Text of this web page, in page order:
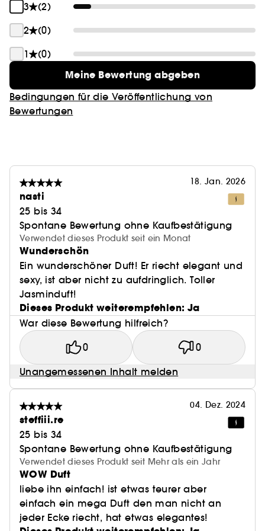
3
(2)
2
(0)
1
(0)
Meine Bewertung abgeben
Bedingungen für die Veröffentlichung von
Bewertungen
18. Jan. 2026
nasti
25 bis 34
Spontane Bewertung ohne Kaufbestätigung
Verwendet dieses Produkt seit ein Monat
Wunderschön
Ein wunderschöner Duft! Er riecht elegant und
sexy, ist aber nicht zu aufdringlich. Toller
Jasminduft!
Dieses Produkt weiterempfehlen: Ja
War diese Bewertung hilfreich?
0 0
Unangemessenen Inhalt melden
04. Dez. 2024
steffiii.re
25 bis 34
Spontane Bewertung ohne Kaufbestätigung
Verwendet dieses Produkt seit Mehr als ein Jahr
WOW Duft
liebe ihn einfach! ist etwas teurer aber
einfach ein mega Duft den man nicht an
jeder Ecke riecht, hat etwas elegantes!